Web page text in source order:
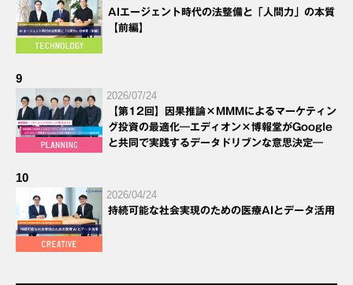
AIエージェント時代の法整備と「人間力」の本質
【前編】
9
2026/07/24
【第12回】因果推論×MMMによるマーケティン
グ投資の最適化―エディオン×博報堂がGoogle
と共同で実践するデータドリブンな意思決定―
10
2026/04/24
持続可能な社会実現のための医療AIとデータ活用